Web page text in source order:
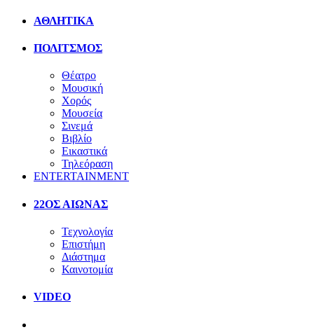
ΑΘΛΗΤΙΚΑ
ΠΟΛΙΤΣΜΟΣ
Θέατρο
Μουσική
Χορός
Μουσεία
Σινεμά
Βιβλίο
Εικαστικά
Τηλεόραση
ENTERTAINMENT
22ΟΣ ΑΙΩΝΑΣ
Τεχνολογία
Επιστήμη
Διάστημα
Καινοτομία
VIDEO